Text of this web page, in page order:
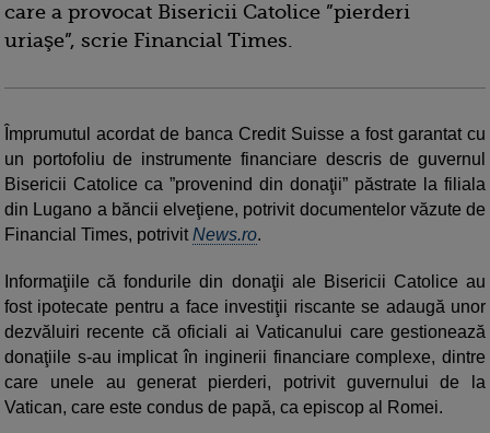
care a provocat Bisericii Catolice ”pierderi
uriaşe”, scrie Financial Times.
Împrumutul acordat de banca Credit Suisse a fost garantat cu
un portofoliu de instrumente financiare descris de guvernul
Bisericii Catolice ca ”provenind din donaţii” păstrate la filiala
din Lugano a băncii elveţiene, potrivit documentelor văzute de
Financial Times, potrivitNews.ro.
Informaţiile că fondurile din donaţii ale Bisericii Catolice au
fost ipotecate pentru a face investiţii riscante se adaugă unor
dezvăluiri recente că oficiali ai Vaticanului care gestionează
donaţiile s-au implicat în inginerii financiare complexe, dintre
care unele au generat pierderi, potrivit guvernului de la
Vatican, care este condus de papă, ca episcop al Romei.